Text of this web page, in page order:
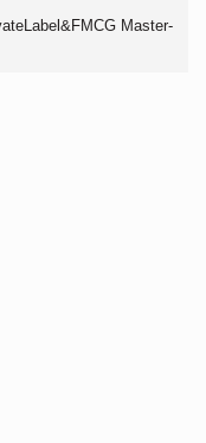
Master-